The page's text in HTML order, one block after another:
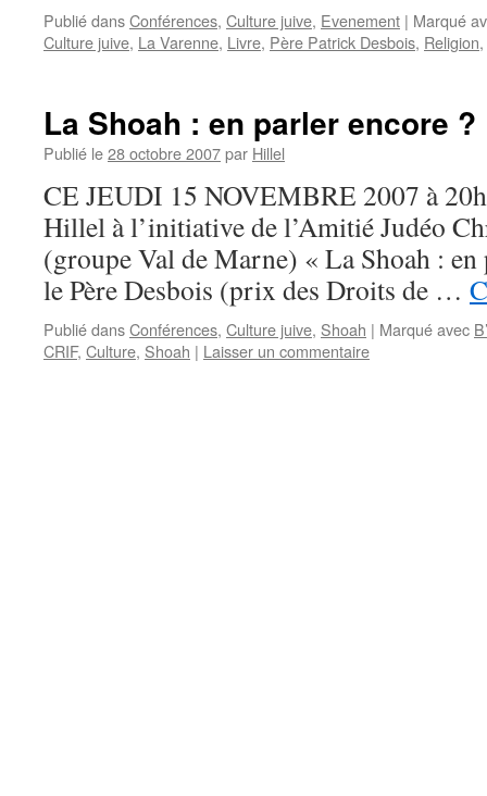
Publié dansConférences, Culture juive, Evenement | Marqué
Culture juive, La Varenne, Livre, Père Patrick Desbois, Religion,
La Shoah : en parler encore ?
Publié le28 octobre 2007par Hillel
CE JEUDI 15 NOVEMBRE 2007 à
Hillel à l’initiative de l’Amitié Judéo
(groupe Val de Marne) « La Shoah : en
le Père Desbois (prix des Droits de …
Publié dansConférences, Culture juive, Shoah | Marqué avec
CRIF, Culture, Shoah | Laisser un commentaire